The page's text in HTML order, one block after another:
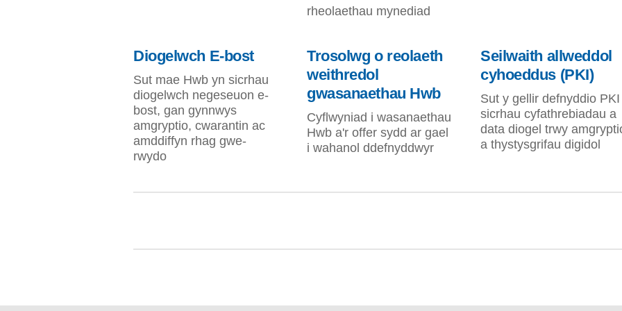
rheolaethau mynediad
Diogelwch E-bost
Sut mae Hwb yn sicrhau
diogelwch negeseuon e-
bost, gan gynnwys
amgryptio, cwarantin ac
amddiffyn rhag gwe-
rwydo
Trosolwg o reolaeth
weithredol
gwasanaethau Hwb
Cyflwyniad i wasanaethau
Hwb a'r offer sydd ar gael
i wahanol ddefnyddwyr
Seilwaith allweddol
cyhoeddus (PKI)
Sut y gellir defnyddio
sicrhau cyfathrebiadau a
data diogel trwy
a thystysgrifau digidol